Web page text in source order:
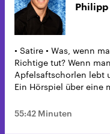
Philipp
• Satire • Was, wenn
Richtige tut? Wenn
Apfelsaftschorlen lebt
Ein Hörspiel über eine
55:42 Minuten